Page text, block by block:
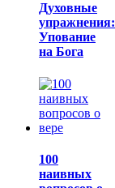
Духовные
упражнения:
Упование
на Бога
100
наивных